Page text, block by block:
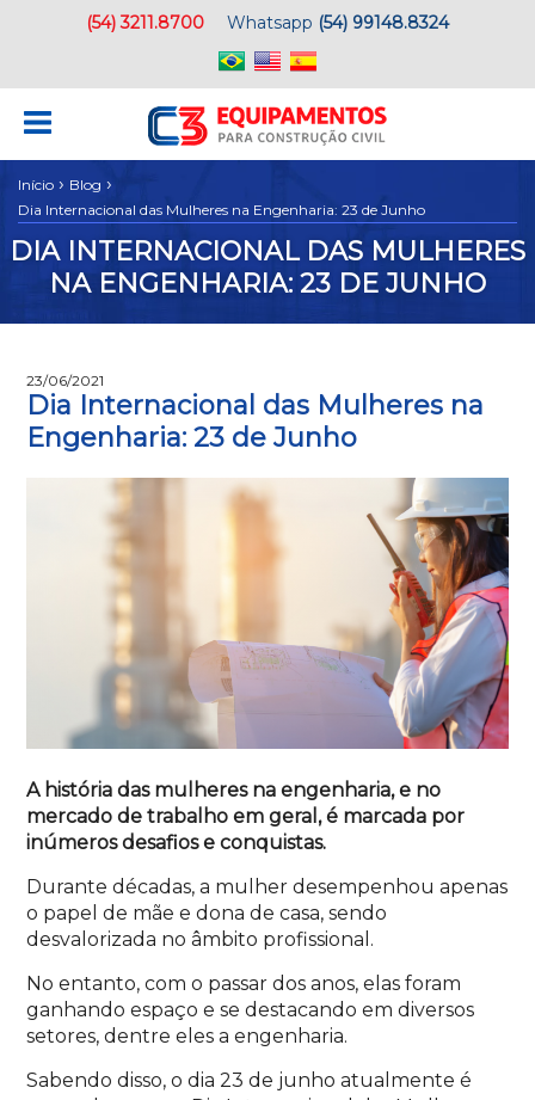
(54) 3211.8700 Whatsapp (54) 99148.8324
Início › Blog ›
Dia Internacional das Mulheres na Engenharia: 23 de Junho
DIA INTERNACIONAL DAS MULHERES
NA ENGENHARIA: 23 DE JUNHO
23/06/2021
Dia Internacional das Mulheres na
Engenharia: 23 de Junho
A história das mulheres na engenharia, e no
mercado de trabalho em geral, é marcada por
inúmeros desafios e conquistas.
Durante décadas, a mulher desempenhou apenas
o papel de mãe e dona de casa, sendo
desvalorizada no âmbito profissional.
No entanto, com o passar dos anos, elas foram
ganhando espaço e se destacando em diversos
setores, dentre eles a engenharia.
Sabendo disso, o dia 23 de junho atualmente é